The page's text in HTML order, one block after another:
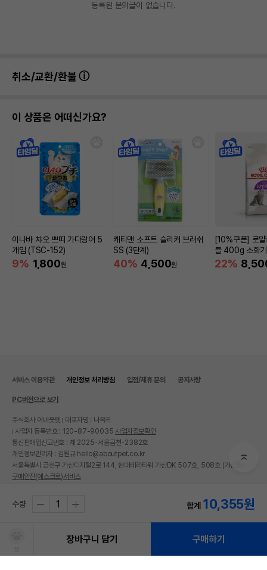
등록된 문의글이 없습니다.
취소/교환/환불
이 상품은 어떠신가요?
이나바 챠오 쁘띠 가다랑어 5
개입 (TSC-152)
9% 1,800원
캐티맨 소프트 슬리커 브러쉬
SS (3단계)
40% 4,500원
[10%쿠폰] 로
블 400g 소화
22%
수량 합계 10,355원
장바구니 담기 구매하기
서비스 이용약관 개인정보 처리방침 입점/제휴 문의 공지사항
PC버전으로 보기
주식회사 어바웃펫
대표자명 : 나옥귀
사업자 등록번호 : 120-87-90035 사업자정보확인
통신판매업신고번호 : 제 2025-서울금천-2382호
개인정보관리자 : 김원규 hello@aboutpet.co.kr
서울특별시 금천구 가산디지털2로 144, 현대테라타워 가산DK 507호, 508호 (가산동)
구매안전(에스크로)서비스